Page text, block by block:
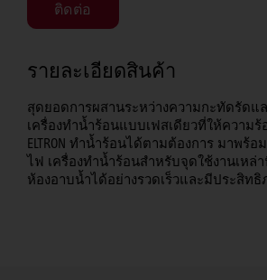
ติดต่อ
รายละเอียดสินค้า
สุดยอดการผสานระหว่างความกะทัดรัดแ
เครื่องทำน้ำร้อนแบบเฟสเดียวที่ให้ความร้อ
ELTRON ทำน้ำร้อนได้ตามต้องการ มาพร้
ไฟ เครื่องทำน้ำร้อนสำหรับจุดใช้งานเหล่
ห้องอาบน้ำได้อย่างรวดเร็วและมีประสิทธิ